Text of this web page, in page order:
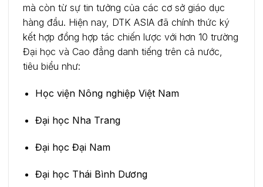
mà còn từ sự tin tưởng của các cơ sở giáo dục
hàng đầu. Hiện nay, DTK ASIA đã chính thức ký
kết hợp đồng hợp tác chiến lược với hơn 10 trường
Đại học và Cao đẳng danh tiếng trên cả nước,
tiêu biểu như:
Học viện Nông nghiệp Việt Nam
Đại học Nha Trang
Đại học Đại Nam
Đại học Thái Bình Dương